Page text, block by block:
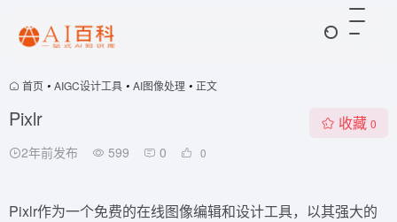
首页 • AIGC设计工具 • AI图像处理 • 正文
Pixlr
2年前发布 599 0 0
收藏 0
Pixlr作为一个免费的在线图像编辑和设计工具，以其强大的